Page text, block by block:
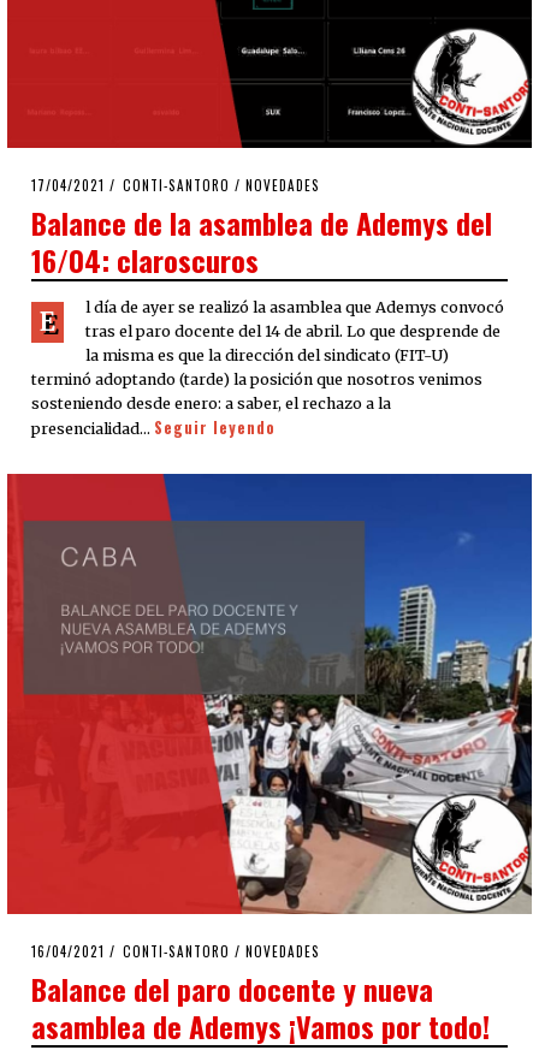
POSTED
17/04/2021 17/04/2021
CONTI-SANTORO / NOVEDADES
Balance de la asamblea de Ademys del
16/04: claroscuros
E
l día de ayer se realizó la asamblea que Ademys convocó
tras el paro docente del 14 de abril. Lo que desprende de
la misma es que la dirección del sindicato (FIT-U)
terminó adoptando (tarde) la posición que nosotros venimos
sosteniendo desde enero: a saber, el rechazo a la
presencialidad… Seguir leyendo
POSTED
16/04/2021 16/04/2021
CONTI-SANTORO / NOVEDADES
Balance del paro docente y nueva
asamblea de Ademys ¡Vamos por todo!